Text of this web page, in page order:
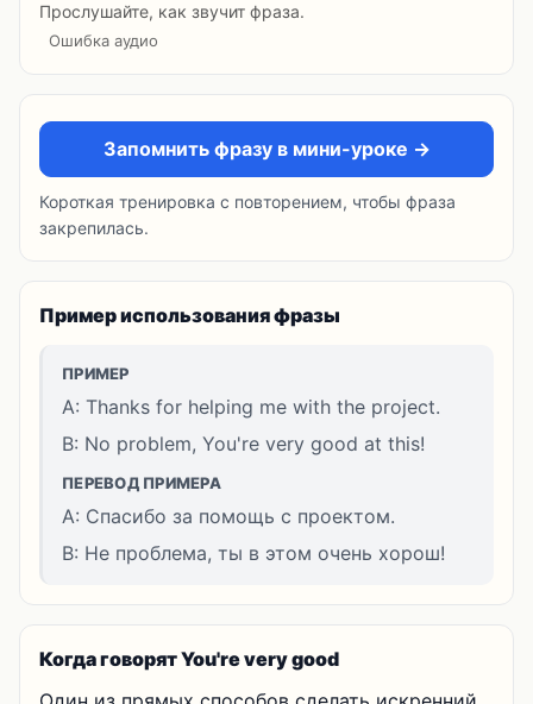
Прослушайте, как звучит фраза.
Ошибка аудио
Запомнить фразу в мини-уроке →
Короткая тренировка с повторением, чтобы фраза
закрепилась.
Пример использования фразы
ПРИМЕР
A: Thanks for helping me with the project.
B: No problem, You're very good at this!
ПЕРЕВОД ПРИМЕРА
A: Спасибо за помощь с проектом.
B: Не проблема, ты в этом очень хорош!
Когда говорят You're very good